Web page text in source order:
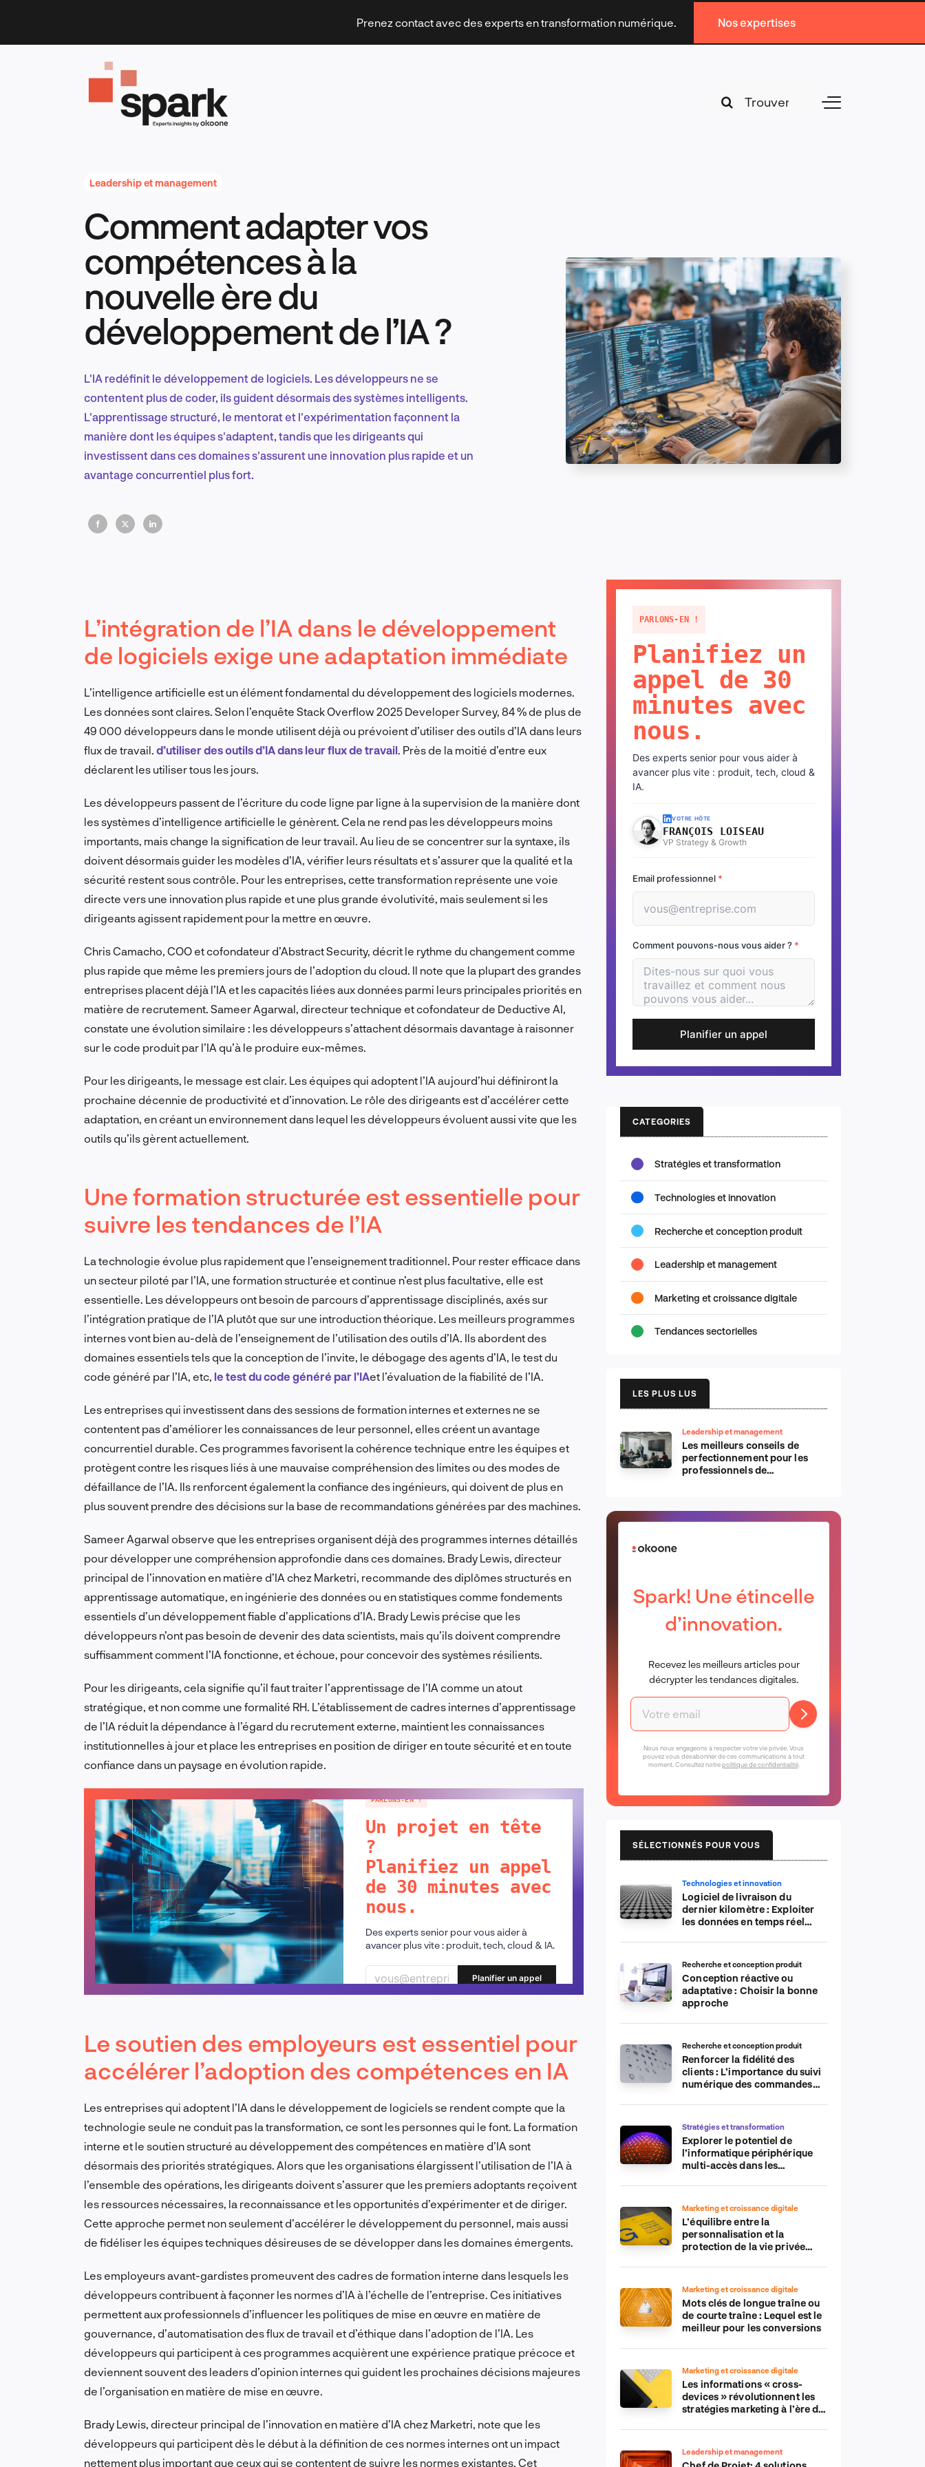
content
Prenez contact avec des experts en transformation numérique. Nos expertises
Toggle
Technologies et innovation
Recherche et conception produit
FR
Leadership et management
Comment adapter vos
compétences à la
nouvelle ère du
développement de l’IA ?
L'IA redéfinit le développement de logiciels. Les développeurs ne se
contentent plus de coder, ils guident désormais des systèmes intelligents.
L'apprentissage structuré, le mentorat et l'expérimentation façonnent la
manière dont les équipes s'adaptent, tandis que les dirigeants qui
investissent dans ces domaines s'assurent une innovation plus rapide et un
avantage concurrentiel plus fort.
L’intégration de l’IA dans le développement
de logiciels exige une adaptation immédiate
L’intelligence artificielle est un élément fondamental du développement des logiciels modernes.
Les données sont claires. Selon l’enquête Stack Overflow 2025 Developer Survey, 84 % de plus de
49 000 développeurs dans le monde utilisent déjà ou prévoient d’utiliser des outils d’IA dans leurs
flux de travail. d’utiliser des outils d’IA dans leur flux de travail. Près de la moitié d’entre eux
déclarent les utiliser tous les jours.
Les développeurs passent de l’écriture du code ligne par ligne à la supervision de la manière dont
les systèmes d’intelligence artificielle le génèrent. Cela ne rend pas les développeurs moins
importants, mais change la signification de leur travail. Au lieu de se concentrer sur la syntaxe, ils
doivent désormais guider les modèles d’IA, vérifier leurs résultats et s’assurer que la qualité et la
sécurité restent sous contrôle. Pour les entreprises, cette transformation représente une voie
directe vers une innovation plus rapide et une plus grande évolutivité, mais seulement si les
dirigeants agissent rapidement pour la mettre en œuvre.
Chris Camacho, COO et cofondateur d’Abstract Security, décrit le rythme du changement comme
plus rapide que même les premiers jours de l’adoption du cloud. Il note que la plupart des grandes
entreprises placent déjà l’IA et les capacités liées aux données parmi leurs principales priorités en
matière de recrutement. Sameer Agarwal, directeur technique et cofondateur de Deductive AI,
constate une évolution similaire : les développeurs s’attachent désormais davantage à raisonner
sur le code produit par l’IA qu’à le produire eux-mêmes.
Pour les dirigeants, le message est clair. Les équipes qui adoptent l’IA aujourd’hui définiront la
prochaine décennie de productivité et d’innovation. Le rôle des dirigeants est d’accélérer cette
adaptation, en créant un environnement dans lequel les développeurs évoluent aussi vite que les
outils qu’ils gèrent actuellement.
Une formation structurée est essentielle pour
suivre les tendances de l’IA
La technologie évolue plus rapidement que l’enseignement traditionnel. Pour rester efficace dans
un secteur piloté par l’IA, une formation structurée et continue n’est plus facultative, elle est
essentielle. Les développeurs ont besoin de parcours d’apprentissage disciplinés, axés sur
l’intégration pratique de l’IA plutôt que sur une introduction théorique. Les meilleurs programmes
internes vont bien au-delà de l’enseignement de l’utilisation des outils d’IA. Ils abordent des
domaines essentiels tels que la conception de l’invite, le débogage des agents d’IA, le test du
code généré par l’IA, etc, le test du code généré par l’IAet l’évaluation de la fiabilité de l’IA.
Les entreprises qui investissent dans des sessions de formation internes et externes ne se
contentent pas d’améliorer les connaissances de leur personnel, elles créent un avantage
concurrentiel durable. Ces programmes favorisent la cohérence technique entre les équipes et
protègent contre les risques liés à une mauvaise compréhension des limites ou des modes de
défaillance de l’IA. Ils renforcent également la confiance des ingénieurs, qui doivent de plus en
plus souvent prendre des décisions sur la base de recommandations générées par des machines.
Sameer Agarwal observe que les entreprises organisent déjà des programmes internes détaillés
pour développer une compréhension approfondie dans ces domaines. Brady Lewis, directeur
principal de l’innovation en matière d’IA chez Marketri, recommande des diplômes structurés en
apprentissage automatique, en ingénierie des données ou en statistiques comme fondements
essentiels d’un développement fiable d’applications d’IA. Brady Lewis précise que les
développeurs n’ont pas besoin de devenir des data scientists, mais qu’ils doivent comprendre
suffisamment comment l’IA fonctionne, et échoue, pour concevoir des systèmes résilients.
Pour les dirigeants, cela signifie qu’il faut traiter l’apprentissage de l’IA comme un atout
stratégique, et non comme une formalité RH. L’établissement de cadres internes d’apprentissage
de l’IA réduit la dépendance à l’égard du recrutement externe, maintient les connaissances
institutionnelles à jour et place les entreprises en position de diriger en toute sécurité et en toute
confiance dans un paysage en évolution rapide.
PARLONS-EN !
Un projet en tête
?
Planifiez un appel
de 30 minutes avec
nous.
Des experts senior pour vous aider à
avancer plus vite : produit, tech, cloud & IA.
Planifier un appel
Le soutien des employeurs est essentiel pour
accélérer l’adoption des compétences en IA
Les entreprises qui adoptent l’IA dans le développement de logiciels se rendent compte que la
technologie seule ne conduit pas la transformation, ce sont les personnes qui le font. La formation
interne et le soutien structuré au développement des compétences en matière d’IA sont
désormais des priorités stratégiques. Alors que les organisations élargissent l’utilisation de l’IA à
l’ensemble des opérations, les dirigeants doivent s’assurer que les premiers adoptants reçoivent
les ressources nécessaires, la reconnaissance et les opportunités d’expérimenter et de diriger.
Cette approche permet non seulement d’accélérer le développement du personnel, mais aussi
de fidéliser les équipes techniques désireuses de se développer dans les domaines émergents.
Les employeurs avant-gardistes promeuvent des cadres de formation interne dans lesquels les
développeurs contribuent à façonner les normes d’IA à l’échelle de l’entreprise. Ces initiatives
permettent aux professionnels d’influencer les politiques de mise en œuvre en matière de
gouvernance, d’automatisation des flux de travail et d’éthique dans l’adoption de l’IA. Les
développeurs qui participent à ces programmes acquièrent une expérience pratique précoce et
deviennent souvent des leaders d’opinion internes qui guident les prochaines décisions majeures
de l’organisation en matière de mise en œuvre.
Brady Lewis, directeur principal de l’innovation en matière d’IA chez Marketri, note que les
développeurs qui participent dès le début à la définition de ces normes internes ont un impact
nettement plus important que ceux qui se contentent de suivre les normes existantes. Cet
PARLONS-EN !
Planifiez un
appel de 30
minutes avec
nous.
Des experts senior pour vous aider à
avancer plus vite : produit, tech, cloud &
IA.
VOTRE HÔTE
FRANÇOIS LOISEAU
VP Strategy & Growth
Email professionnel *
Comment pouvons-nous vous aider ? *
Planifier un appel
CATEGORIES
Stratégies et transformation
Technologies et innovation
Recherche et conception produit
Leadership et management
Marketing et croissance digitale
Tendances sectorielles
LES PLUS LUS
Leadership et management
Les meilleurs conseils de
perfectionnement pour les
professionnels de
Spark! Une étincelle
d’innovation.
Recevez les meilleurs articles pour
décrypter les tendances digitales.
Nous nous engageons à respecter votre vie privée. Vous
pouvez vous désabonner de ces communications à tout
moment. Consultez notrepolitique de confidentialité.
SÉLECTIONNÉS POUR VOUS
Technologies et innovation
Logiciel de livraison du
dernier kilomètre : Exploiter
les données en temps réel
Recherche et conception produit
Conception réactive ou
adaptative : Choisir la bonne
approche
Recherche et conception produit
Renforcer la fidélité des
clients : L’importance du suivi
numérique des commandes
commerce électronique
Stratégies et transformation
Explorer le potentiel de
l’informatique périphérique
multi-accès dans les
Marketing et croissance digitale
L’équilibre entre la
personnalisation et la
protection de la vie privée
Marketing et croissance digitale
Mots clés de longue traîne ou
de courte traîne : Lequel est le
meilleur pour les conversions
Marketing et croissance digitale
Les informations « cross-
devices » révolutionnent les
stratégies marketing à l’ère du
Leadership et management